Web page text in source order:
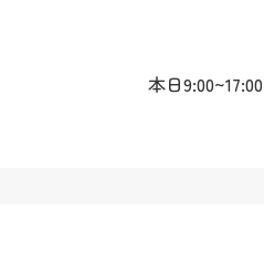
本日9:00~17:00